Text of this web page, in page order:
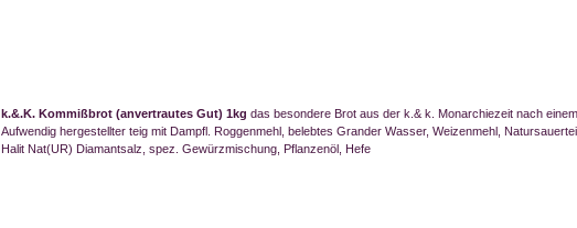
k.&.K. Kommißbrot (anvertrautes Gut) 1kg das besondere Brot aus der k.& k. Monarchiezeit nach
Aufwendig hergestellter teig mit Dampfl. Roggenmehl, belebtes Grander Wasser, Weizenmehl,
Halit Nat(UR) Diamantsalz, spez. Gewürzmischung, Pflanzenöl, Hefe